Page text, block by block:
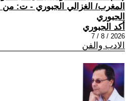
المغرب/ الغزالي الجبوري - ت: من
الجبوري
أكد الجبوري
2026 / 8 / 7
الادب والفن